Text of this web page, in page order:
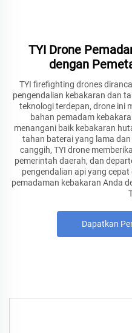
TYI Drone
dengan
TYI firefighting drones
pengendalian kebakaran dan
teknologi terdepan, drone ini
bahan pemadam
menangani baik kebakaran
tahan baterai yang lama
canggih, TYI drone
pemerintah daerah, dan
pengendalian api yang
pemadaman kebakaran Anda
Dapatkan